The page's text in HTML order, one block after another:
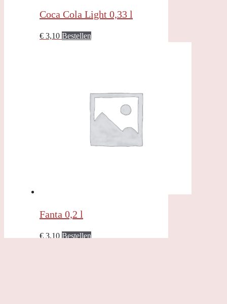
Coca Cola Light 0,33 l
€ 3,10 Bestellen
Fanta 0,2 l
€3,10 Bestellen